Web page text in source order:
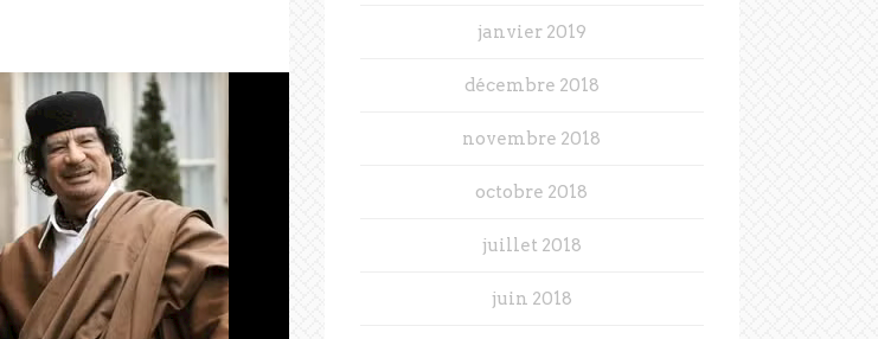
janvier 2019
décembre 2018
novembre 2018
octobre 2018
juillet 2018
juin 2018